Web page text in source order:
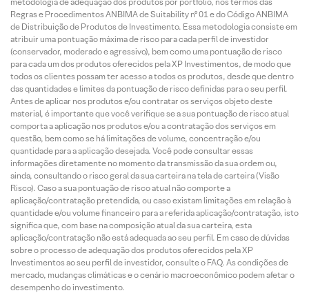
Regras e Procedimentos ANBIMA de Suitability nº 01 e do Código ANBIMA
de Distribuição de Produtos de Investimento. Essa metodologia consiste em
atribuir uma pontuação máxima de risco para cada perfil de investidor
(conservador, moderado e agressivo), bem como uma pontuação de risco
para cada um dos produtos oferecidos pela XP Investimentos, de modo que
todos os clientes possam ter acesso a todos os produtos, desde que dentro
das quantidades e limites da pontuação de risco definidas para o seu perfil.
Antes de aplicar nos produtos e/ou contratar os serviços objeto deste
material, é importante que você verifique se a sua pontuação de risco atual
comporta a aplicação nos produtos e/ou a contratação dos serviços em
questão, bem como se há limitações de volume, concentração e/ou
quantidade para a aplicação desejada. Você pode consultar essas
informações diretamente no momento da transmissão da sua ordem ou,
ainda, consultando o risco geral da sua carteira na tela de carteira (Visão
Risco). Caso a sua pontuação de risco atual não comporte a
aplicação/contratação pretendida, ou caso existam limitações em relação à
quantidade e/ou volume financeiro para a referida aplicação/contratação, isto
significa que, com base na composição atual da sua carteira, esta
aplicação/contratação não está adequada ao seu perfil. Em caso de dúvidas
sobre o processo de adequação dos produtos oferecidos pela XP
Investimentos ao seu perfil de investidor, consulte o FAQ. As condições de
mercado, mudanças climáticas e o cenário macroeconômico podem afetar o
desempenho do investimento.